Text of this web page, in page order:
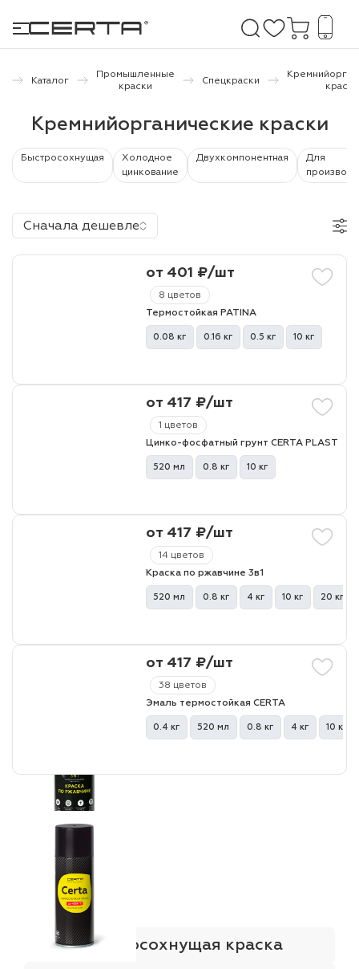
покрытия
и дачи
бетону,
Каталог
Промышленные
краски
Спецкраски
краски
Кремнийорганические краски
Быстросохнущая
Холодное
цинкование
Двухкомпонентная
Для
Сначала дешевле
8 цветов
от 401 ₽/шт
Термостойкая PATINA
0.08 кг 0.16 кг 0.5 кг 10 кг
1 цветов
от 417 ₽/шт
Цинко-фосфатный грунт CERTA PLAST
520 мл 0.8 кг 10 кг
14 цветов
от 417 ₽/шт
Краска по ржавчине 3в1
520 мл 0.8 кг 4 кг 10 кг 20 кг
38 цветов
от 417 ₽/шт
Эмаль термостойкая CERTA
0.4 кг 520 мл 0.8 кг 4 кг 10 кг
Быстросохнущая краска